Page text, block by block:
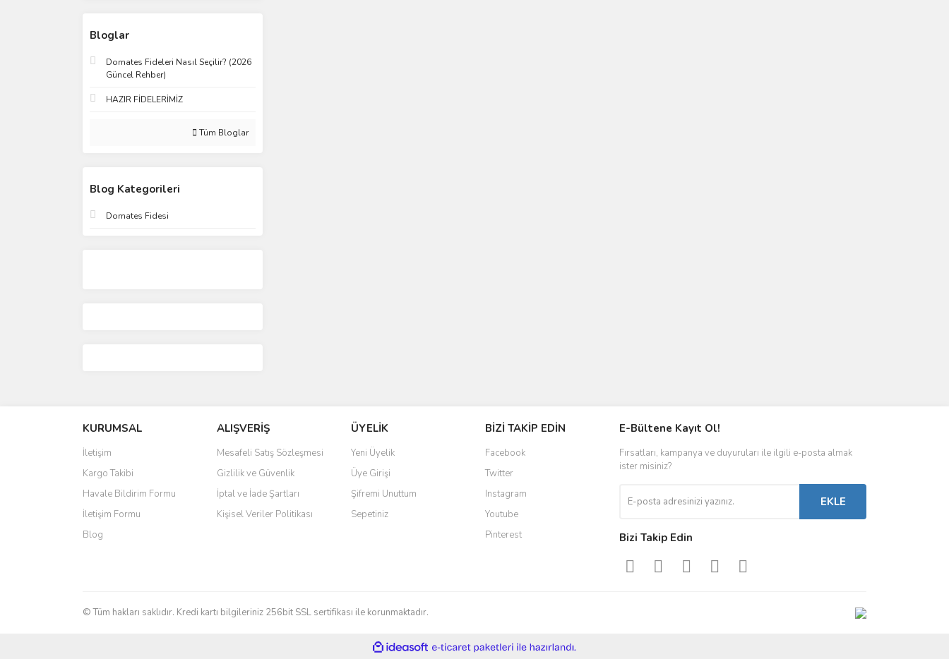
Bloglar
Domates Fideleri Nasıl Seçilir? (2026
Güncel Rehber)
HAZIR FİDELERİMİZ
Tüm Bloglar
Blog Kategorileri
Domates Fidesi
KURUMSAL
İletişim
Kargo Takibi
Havale Bildirim Formu
İletişim Formu
Blog
ALIŞVERİŞ
Mesafeli Satış Sözleşmesi
Gizlilik ve Güvenlik
İptal ve İade Şartları
Kişisel Veriler Politikası
ÜYELİK
Yeni Üyelik
Üye Girişi
Şifremi Unuttum
Sepetiniz
BİZİ TAKİP EDİN
Facebook
Twitter
Instagram
Youtube
Pinterest
E-Bültene Kayıt Ol!
Fırsatları, kampanya ve duyuruları ile ilgili e-posta almak
ister misiniz?
EKLE
Bizi Takip Edin
© Tüm hakları saklıdır. Kredi kartı bilgileriniz 256bit SSL sertifikası ile korunmaktadır.
ideasoft
e-